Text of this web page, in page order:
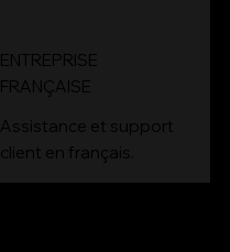
ENTREPRISE
FRANÇAISE
Assistance et support
client en français.